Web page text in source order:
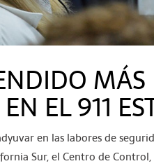
EL 911
en las labores de
Sur, el Centro de